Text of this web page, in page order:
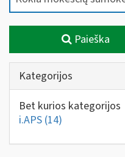
Paieška
Kategorijos
Bet kurios kategorijos
i.APS (14)